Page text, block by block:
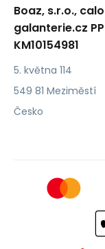
Boaz, s.r.o.,
galanterie.cz
KM10154981
5. května 114
549 81 Meziměstí
Česko